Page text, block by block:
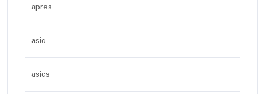
apres
asic
asics